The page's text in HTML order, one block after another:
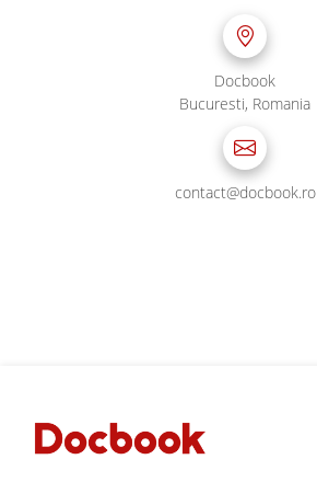
Docbook
Bucuresti, Romania
contact@docbook.ro